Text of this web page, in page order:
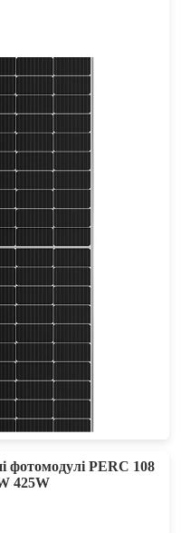
потужність
фотомодулі PERC 108
425W